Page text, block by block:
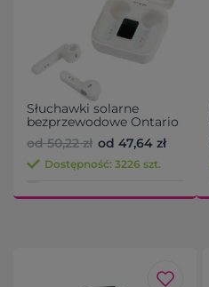
Słuchawki solarne
bezprzewodowe Ontario
od 50,22 zł od 47,64 zł
Dostępność: 3226 szt.